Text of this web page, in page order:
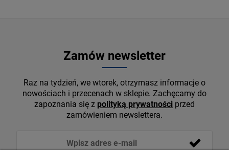
Zamów newsletter
Raz na tydzień, we wtorek, otrzymasz informacje o
nowościach i przecenach w sklepie. Zachęcamy do
zapoznania się z polityką prywatności przed
zamówieniem newslettera.